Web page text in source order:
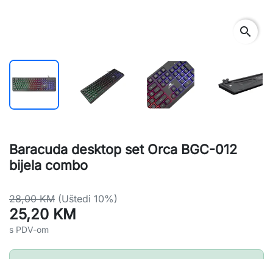
search
Baracuda desktop set Orca BGC-012
bijela combo
28,00 KM (Uštedi 10%)
25,20 KM
s PDV-om